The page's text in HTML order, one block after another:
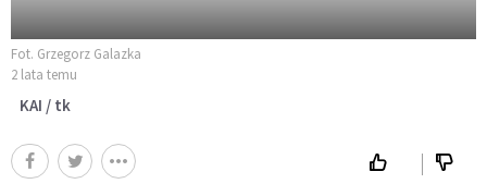
Fot. Grzegorz Galazka
2 lata temu
KAI / tk